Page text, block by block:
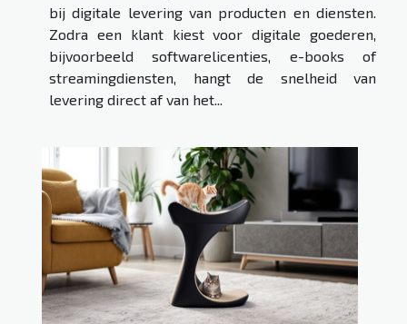
bij digitale levering van producten en diensten.
Zodra een klant kiest voor digitale goederen,
bijvoorbeeld softwarelicenties, e-books of
streamingdiensten, hangt de snelheid van
levering direct af van het...